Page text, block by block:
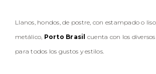
Llanos, hondos, de postre, con estampado o
metálico, Porto Brasil cuenta con los
para todos los gustos y estilos.